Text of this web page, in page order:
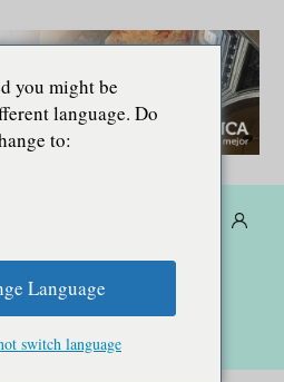
you might be
language. Do
to:
Language
switch language